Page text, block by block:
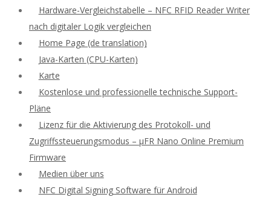
Hardware-Vergleichstabelle – NFC RFID Reader Writer
nach digitaler Logik vergleichen
Home Page (de translation)
Java-Karten (CPU-Karten)
Karte
Kostenlose und professionelle technische Support-
Pläne
Lizenz für die Aktivierung des Protokoll- und
Zugriffssteuerungsmodus – μFR Nano Online Premium
Firmware
Medien über uns
NFC Digital Signing Software für Android